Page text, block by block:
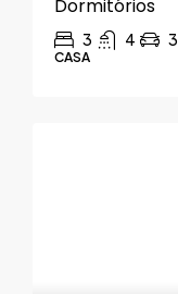
Dormitórios
3 4 3
CASA